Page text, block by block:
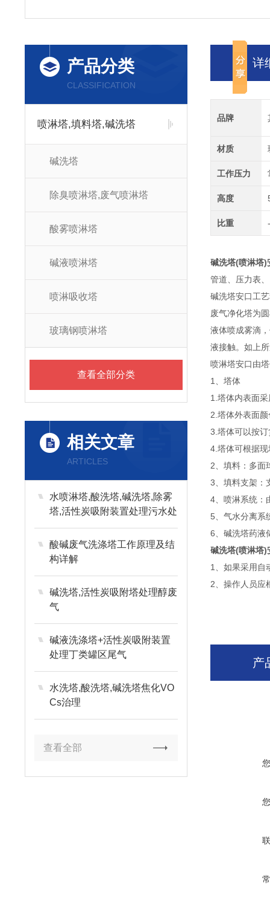
产品分类
CLASSIFICATION
喷淋塔,填料塔,碱洗塔
碱洗塔
除臭喷淋塔,废气喷淋塔
酸雾喷淋塔
碱液喷淋塔
喷淋吸收塔
玻璃钢喷淋塔
查看全部分类
相关文章
ARTICLES
水喷淋塔,酸洗塔,碱洗塔,除雾
塔,活性炭吸附装置处理污水处
理站废气
酸碱废气洗涤塔工作原理及结
构详解
碱洗塔,活性炭吸附塔处理醇废
气
碱液洗涤塔+活性炭吸附装置
处理丁类罐区尾气
水洗塔,酸洗塔,碱洗塔焦化VO
Cs治理
查看全部
详
品牌
材质
工作压力
高度
比重
碱洗塔(喷淋塔)
管道、压力表
碱洗塔安口工
废气净化塔为
液体喷成雾滴
液接触。如上
喷淋塔安口由
1、塔体
1.塔体内表面
2.塔体外表面
3.塔体可以按
4.塔体可根据
2、填料：多面
3、填料支架：
4、喷淋系统：
5、气水分离系
6、碱洗塔药液
碱洗塔(喷淋塔)
1、如果采用自
2、操作人员应
产